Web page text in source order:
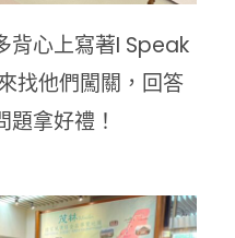
背心上寫著I Speak
找他們闖關，回答
拿好禮！